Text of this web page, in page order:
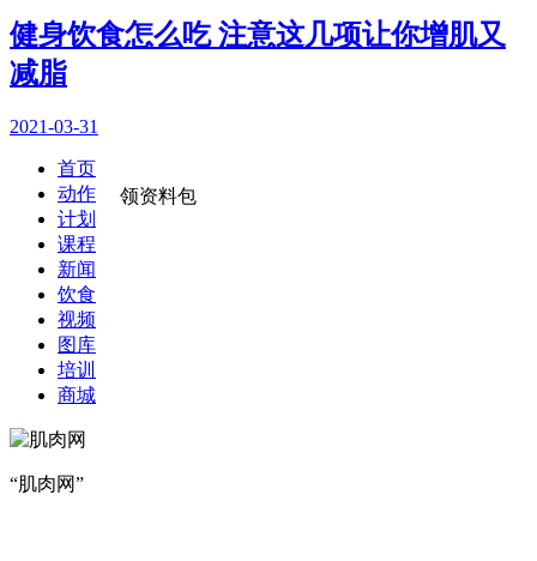
健身饮食怎么吃 注意这几项让你增肌又
减脂
2021-03-31
领资料包
首页
动作
计划
课程
新闻
饮食
视频
图库
培训
商城
“肌肉网”